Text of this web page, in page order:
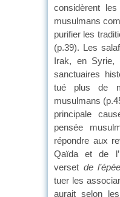
considèrent
musulmans
purifier les
(p.39). Les
Irak, en Syrie,
sanctuaires
tué plus de
musulmans
principale
pensée
répondre aux
Qaïda et de
verset de l’épée
tuer les
aurait selon